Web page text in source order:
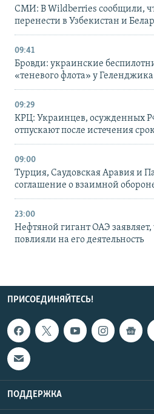
СМИ: В Wildberries сообщили,
перенести в Узбекистан и
09:41
Бровди: украинские
«теневого флота» у Геленджика
09:29
КРЦ: Украинцев, осужденных
отпускают после истечения
09:00
Турция, Саудовская Аравия и
соглашение о взаимной
23:00
Нефтяной гигант ОАЭ
повлияли на его деятельность
ПРИСОЕДИНЯЙТЕСЬ!
ПОДДЕРЖКА